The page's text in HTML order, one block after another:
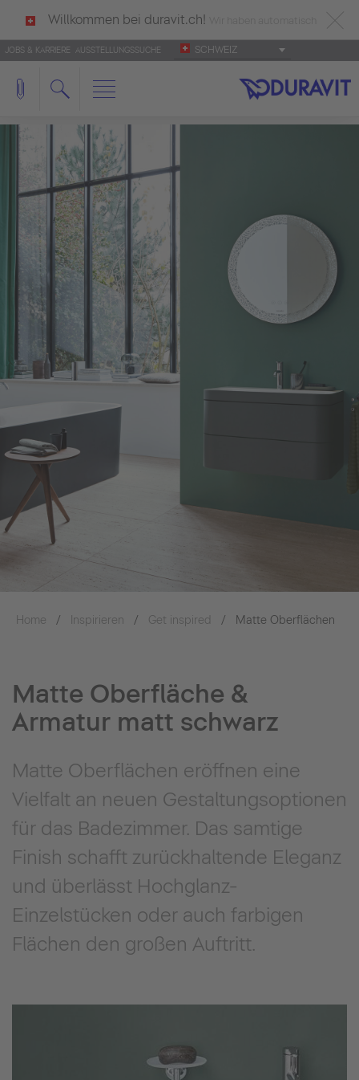
Willkommen bei duravit.ch!
deutsch als Ihre Sprache erkannt.
Français Italiano
JOBS & KARRIERE AUSSTELLUNGSSUCHE SCHWEIZ
Home Inspirieren Get inspired Matte Oberflächen
Matte Oberfläche &
Armatur matt schwarz
Matte Oberflächen eröffnen eine
Vielfalt an neuen Gestaltungsoptionen
für das Badezimmer. Das samtige
Finish schafft zurückhaltende Eleganz
und überlässt Hochglanz-
Einzelstücken oder auch farbigen
Flächen den großen Auftritt.